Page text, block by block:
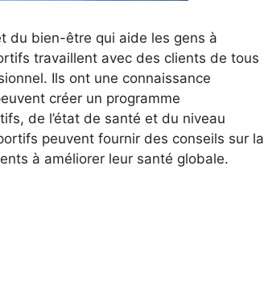
du bien-être qui aide les gens à
travaillent avec des clients de tous
Ils ont une connaissance
créer un programme
de l’état de santé et du niveau
peuvent fournir des conseils sur la
à améliorer leur santé globale.